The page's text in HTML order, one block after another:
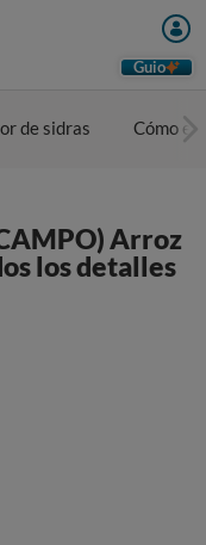
Guio
de sidras Cómo
Arroz
los detalles